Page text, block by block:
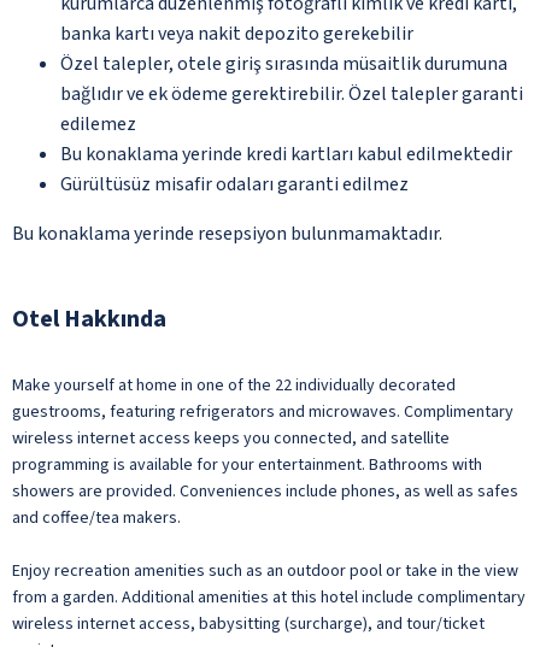
banka kartı veya nakit depozito gerekebilir
Özel talepler, otele giriş sırasında müsaitlik durumuna
bağlıdır ve ek ödeme gerektirebilir. Özel talepler garanti
edilemez
Bu konaklama yerinde kredi kartları kabul edilmektedir
Gürültüsüz misafir odaları garanti edilmez
Bu konaklama yerinde resepsiyon bulunmamaktadır.
Otel Hakkında
Make yourself at home in one of the 22 individually decorated
guestrooms, featuring refrigerators and microwaves. Complimentary
wireless internet access keeps you connected, and satellite
programming is available for your entertainment. Bathrooms with
showers are provided. Conveniences include phones, as well as safes
and coffee/tea makers.
Enjoy recreation amenities such as an outdoor pool or take in the view
from a garden. Additional amenities at this hotel include complimentary
wireless internet access, babysitting (surcharge), and tour/ticket